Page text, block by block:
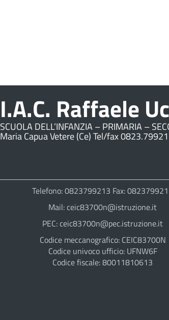
I.A.C. Raffaele
SCUOLA DELL’INFANZIA – PRIMARIA –
Maria Capua Vetere (Ce) Tel/fax
Telefono: 0823799213 Fax:
Mail: ceic83700n@istruzione.it
PEC: ceic83700n@pec.istruzione.it
Codice meccanografico: CEIC83700N
Codice univoco ufficio: UFNW6F
Codice fiscale: 80011810613